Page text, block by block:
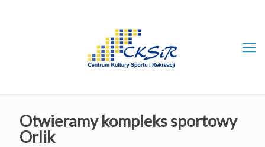
Otwieramy kompleks sportowy
Orlik